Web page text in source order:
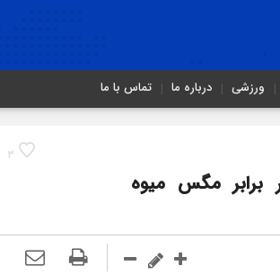
ورزشی درباره ما تماس با ما
3
برابر مگس میوه